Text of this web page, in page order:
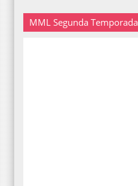
MML Segunda Temporada